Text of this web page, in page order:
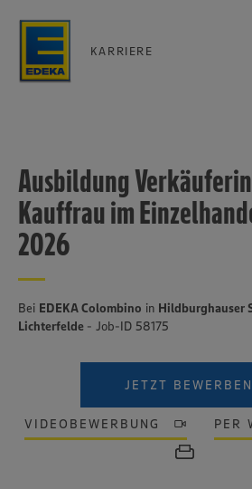
KARRIERE
Ausbildung
Kauffrau im
2026
Bei EDEKA Colombino in Hildburghauser
Lichterfelde - Job-ID 58175
JETZT BEWERBEN
VIDEOBEWERBUNG PER